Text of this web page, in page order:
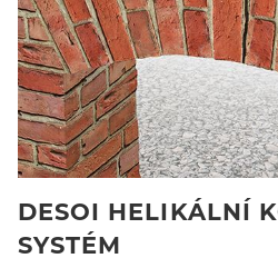
DESOI HELIKÁLNÍ
SYSTÉM